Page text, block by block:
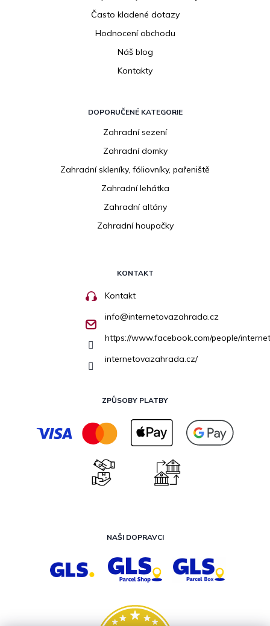
Často kladené dotazy
Hodnocení obchodu
Náš blog
Kontakty
DOPORUČENÉ KATEGORIE
Zahradní sezení
Zahradní domky
Zahradní skleníky, fóliovníky, pařeniště
Zahradní lehátka
Zahradní altány
Zahradní houpačky
KONTAKT
Kontakt
info@internetovazahrada.cz
https://www.facebook.com/people/
internetovazahrada.cz/
ZPŮSOBY PLATBY
NAŠI DOPRAVCI